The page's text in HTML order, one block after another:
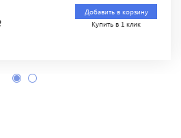
Добавить в корзину
Купить в 1 клик